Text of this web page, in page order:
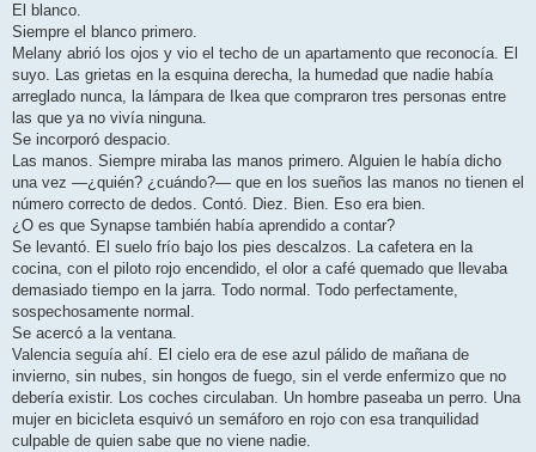
El blanco.
Siempre el blanco primero.
Melany abrió los ojos y vio el techo de un apartamento que reconocía. El
suyo. Las grietas en la esquina derecha, la humedad que nadie había
arreglado nunca, la lámpara de Ikea que compraron tres personas entre
las que ya no vivía ninguna.
Se incorporó despacio.
Las manos. Siempre miraba las manos primero. Alguien le había dicho
una vez —¿quién? ¿cuándo?— que en los sueños las manos no tienen el
número correcto de dedos. Contó. Diez. Bien. Eso era bien.
¿O es que Synapse también había aprendido a contar?
Se levantó. El suelo frío bajo los pies descalzos. La cafetera en la
cocina, con el piloto rojo encendido, el olor a café quemado que llevaba
demasiado tiempo en la jarra. Todo normal. Todo perfectamente,
sospechosamente normal.
Se acercó a la ventana.
Valencia seguía ahí. El cielo era de ese azul pálido de mañana de
invierno, sin nubes, sin hongos de fuego, sin el verde enfermizo que no
debería existir. Los coches circulaban. Un hombre paseaba un perro. Una
mujer en bicicleta esquivó un semáforo en rojo con esa tranquilidad
culpable de quien sabe que no viene nadie.